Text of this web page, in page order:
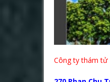
Công ty thám tử